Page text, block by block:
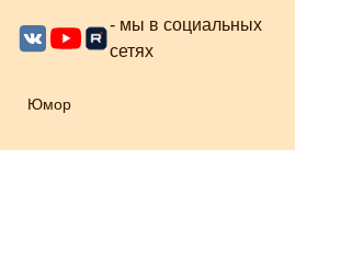
- мы в социальных
сетях
Юмор